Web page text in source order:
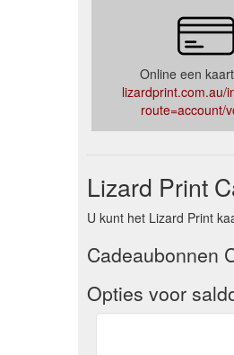
Online een
lizardprint.com.au/
route=account/
Lizard Print
U kunt het Lizard Print
Cadeaubonnen
Opties voor